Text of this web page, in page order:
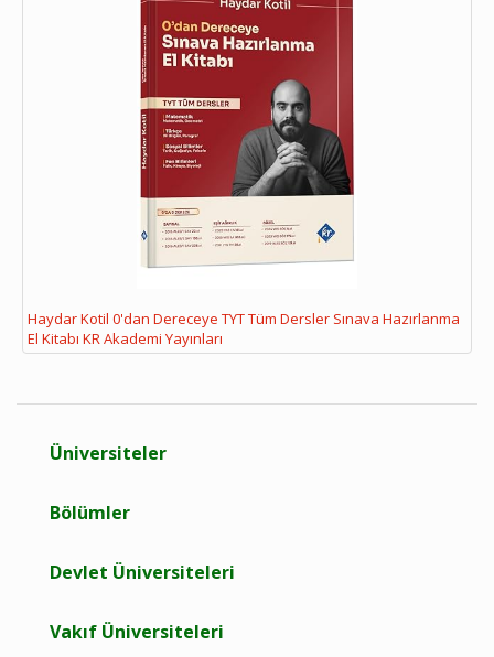
Haydar Kotil 0'dan Dereceye TYT Tüm Dersler Sınava Hazırlanma
El Kitabı KR Akademi Yayınları
Üniversiteler
Bölümler
Devlet Üniversiteleri
Vakıf Üniversiteleri